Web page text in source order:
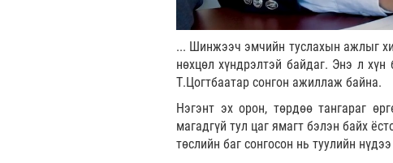
... Шинжээч эмчийн туслахын ажлыг
нөхцөл хүндрэлтэй байдаг. Энэ л хүн
Т.Цогтбаатар сонгон ажиллаж байна.
Нэгэнт эх орон, төрдөө тангараг
магадгүй тул цаг ямагт бэлэн байх
төслийн баг сонгосон нь туулийн